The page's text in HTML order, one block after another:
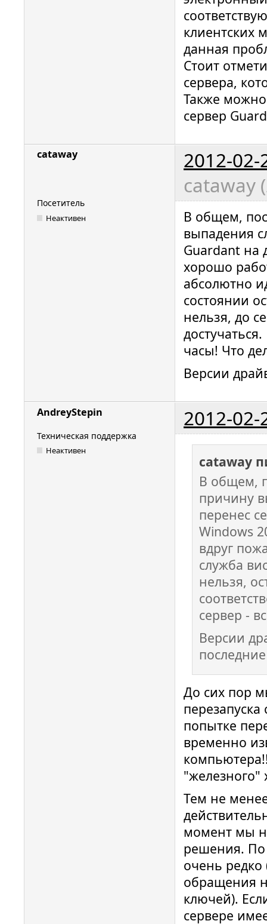
клиентских
данная
Стоит
сервера,
Также
сервер
cataway
2012-02-
cataway
Посетитель
Неактивен
В общем,
выпадения
Guardant на
хорошо
абсолютно
состоянии
нельзя, до
часы! Что
Версии
AndreyStepin 2012-02-
Техническая поддержка
Неактивен
cataway
В общем,
причину
перенес
Windows
вдруг
служба
нельзя,
сервер -
Версии
последние
До сих пор
попытке
временно
"железного"
Тем не
момент мы
решения. По
очень
обращения
ключей).
сервере